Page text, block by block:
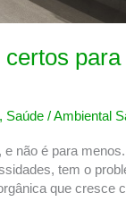
para
, Saúde /Ambiental
não é para
tem o
que cresce